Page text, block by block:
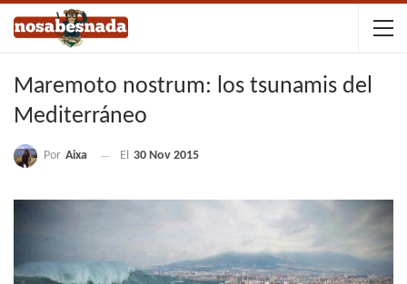
Maremoto nostrum: los tsunamis del
Mediterráneo
Por Aixa El 30 Nov 2015